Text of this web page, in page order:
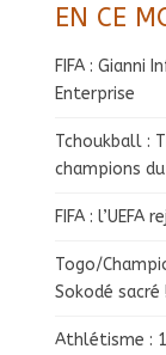
EN CE
FIFA : Gianni
Enterprise
Tchoukball :
champions
FIFA :
Togo/
Sokodé sacré !
Athlétisme :